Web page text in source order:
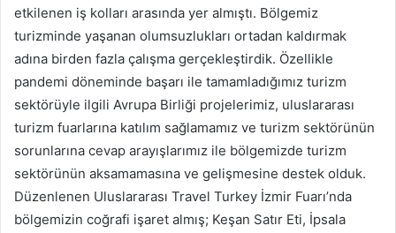
etkilenen iş kolları arasında yer almıştı. Bölgemiz
turizminde yaşanan olumsuzlukları ortadan kaldırmak
adına birden fazla çalışma gerçekleştirdik. Özellikle
pandemi döneminde başarı ile tamamladığımız turizm
sektörüyle ilgili Avrupa Birliği projelerimiz, uluslararası
turizm fuarlarına katılım sağlamamız ve turizm sektörünün
sorunlarına cevap arayışlarımız ile bölgemizde turizm
sektörünün aksamamasına ve gelişmesine destek olduk.
Düzenlenen Uluslararası Travel Turkey İzmir Fuarı’nda
bölgemizin coğrafi işaret almış; Keşan Satır Eti, İpsala